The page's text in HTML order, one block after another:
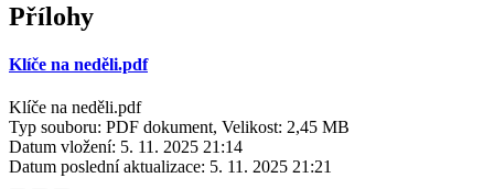
Přílohy
Klíče na neděli.pdf
Klíče na neděli.pdf
Typ souboru: PDF dokument, Velikost: 2,45 MB
Datum vložení: 5. 11. 2025 21:14
Datum poslední aktualizace: 5. 11. 2025 21:21